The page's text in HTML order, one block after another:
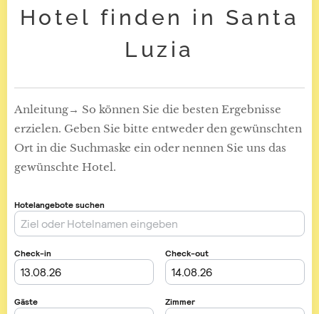
Hotel finden in Santa
Luzia
Anleitung→ So können Sie die besten Ergebnisse
erzielen. Geben Sie bitte entweder den gewünschten
Ort in die Suchmaske ein oder nennen Sie uns das
gewünschte Hotel.